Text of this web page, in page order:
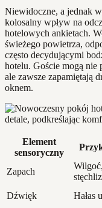
Niewidoczne, a jednak
kolosalny wpływ na
hotelowych ankietach.
świeżego powietrza,
często decydującymi
hotelu. Goście mogą nie
ale zawsze zapamiętają
oknem.
Element
sensoryczny
Zapach
Dźwięk
Hałas